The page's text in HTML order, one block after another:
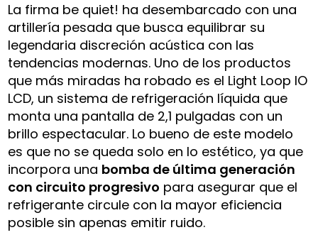
La firma be quiet! ha desembarcado con una
artillería pesada que busca equilibrar su
legendaria discreción acústica con las
tendencias modernas. Uno de los productos
que más miradas ha robado es el Light Loop IO
LCD, un sistema de refrigeración líquida que
monta una pantalla de 2,1 pulgadas con un
brillo espectacular. Lo bueno de este modelo
es que no se queda solo en lo estético, ya que
incorpora una bomba de última generación
con circuito progresivo para asegurar que el
refrigerante circule con la mayor eficiencia
posible sin apenas emitir ruido.